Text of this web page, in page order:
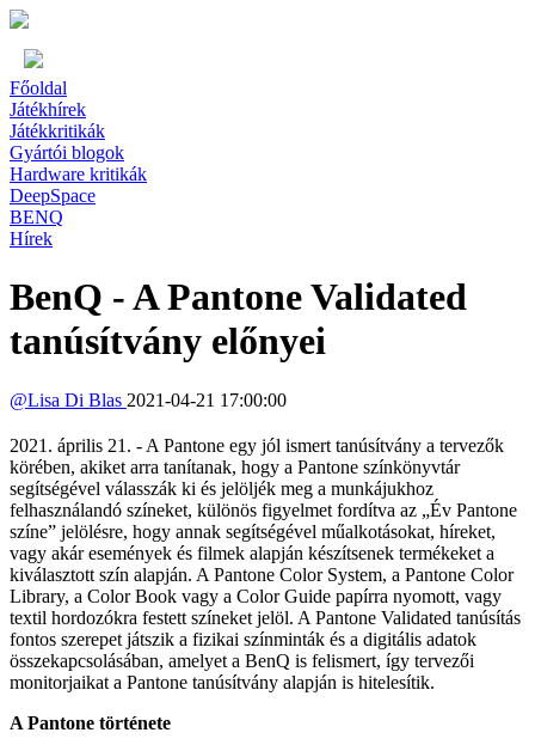
Főoldal
Játékhírek
Játékkritikák
Gyártói blogok
Hardware kritikák
DeepSpace
BENQ
Hírek
BenQ - A Pantone Validated
tanúsítvány előnyei
@Lisa Di Blas 2021-04-21 17:00:00
2021. április 21. - A Pantone egy jól ismert tanúsítvány a tervezők
körében, akiket arra tanítanak, hogy a Pantone színkönyvtár
segítségével válasszák ki és jelöljék meg a munkájukhoz
felhasználandó színeket, különös figyelmet fordítva az „Év Pantone
színe” jelölésre, hogy annak segítségével műalkotásokat, híreket,
vagy akár események és filmek alapján készítsenek termékeket a
kiválasztott szín alapján. A Pantone Color System, a Pantone Color
Library, a Color Book vagy a Color Guide papírra nyomott, vagy
textil hordozókra festett színeket jelöl. A Pantone Validated tanúsítás
fontos szerepet játszik a fizikai színminták és a digitális adatok
összekapcsolásában, amelyet a BenQ is felismert, így tervezői
monitorjaikat a Pantone tanúsítvány alapján is hitelesítik.
A Pantone története